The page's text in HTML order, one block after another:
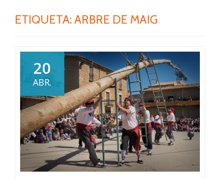
ETIQUETA:ARBRE DE MAIG
20
ABR.